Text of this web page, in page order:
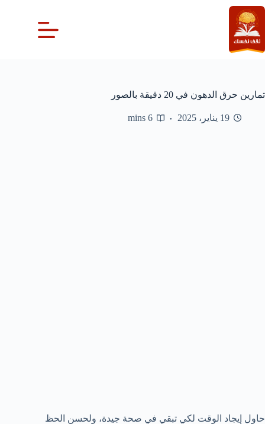
التجاوز
إلى
المحتوى
تمارين حرق الدهون في 20 دقيقة بالصور
19 يناير، 2025 6 mins
حاول إيجاد الوقت لكي تبقي في صحة جيدة، ولحسن الحظ